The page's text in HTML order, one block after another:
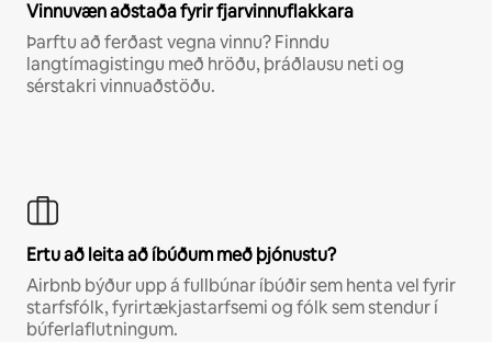
Vinnuvæn aðstaða fyrir fjarvinnuflakkara
Þarftu að ferðast vegna vinnu? Finndu
langtímagistingu með hröðu, þráðlausu neti og
sérstakri vinnuaðstöðu.
Ertu að leita að íbúðum með þjónustu?
Airbnb býður upp á fullbúnar íbúðir sem henta vel fyrir
starfsfólk, fyrirtækjastarfsemi og fólk sem stendur í
búferlaflutningum.